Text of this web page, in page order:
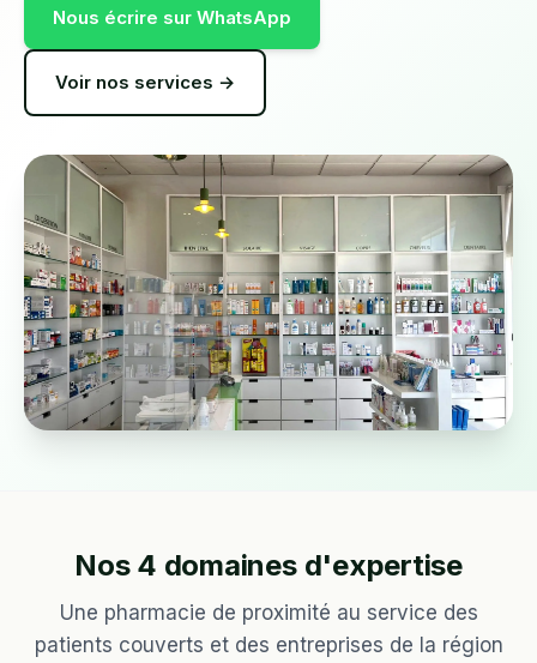
Nous écrire sur WhatsApp
Voir nos services →
Nos 4 domaines d'expertise
Une pharmacie de proximité au service des
patients couverts et des entreprises de la région